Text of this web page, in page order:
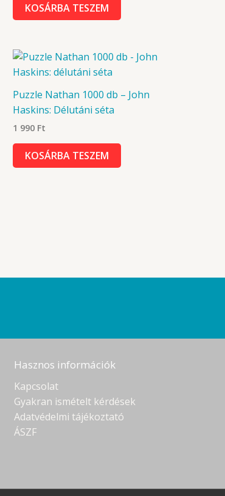
KOSÁRBA TESZEM
Puzzle Nathan 1000 db – John
Haskins: Délutáni séta
1 990 Ft
KOSÁRBA TESZEM
Hasznos információk
Kapcsolat
Gyakran ismételt kérdések
Adatvédelmi tájékoztató
ÁSZF